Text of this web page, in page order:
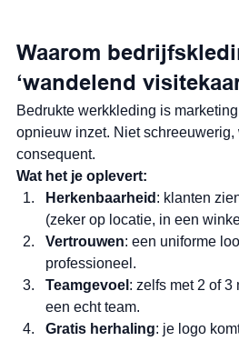
Waarom
‘wandelend
Bedrukte werkkleding is
opnieuw inzet. Niet schreeuwerig,
consequent.
Wat het je oplevert:
Herkenbaarheid : klanten
(zeker op locatie, in een
Vertrouwen: een uniforme
professioneel.
Teamgevoel : zelfs met 2 of
een echt team.
Gratis herhaling: je logo